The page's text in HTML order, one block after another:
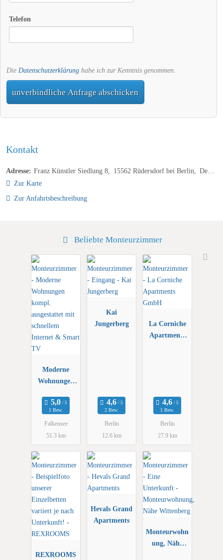
Telefon
Die Datenschutzerklärung habe ich zur Kenntnis genommen.
unverbindliche Anfrage abschicken
Kontakt
Adresse: Franz Künstler Siedlung 8 15562 Rüdersdorf bei Berlin
Deutschland
Zur Karte
Zur Anfahrtsbeschreibung
Beliebte Monteurzimmer
Moderne
Wohnungen
ausgestattet
mit schnellem
Internet &
Smart TV
1 Bew.
Falkensee
51.3 km
Kai
Jungerberg
2 Bew.
Berlin
12.6 km
La Corniche
Apartments
1 Bew.
Berlin
27.9 km
REXROOMS
Hevals Grand
Apartments
Monteurwohn
ung, Nähe